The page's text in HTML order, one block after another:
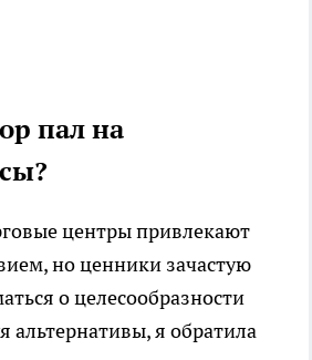
пал на
центры привлекают
но ценники зачастую
о целесообразности
альтернативы, я обратила